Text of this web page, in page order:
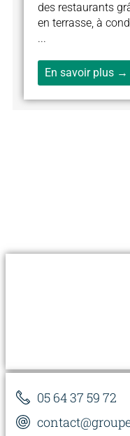
des restaurants
en terrasse, à
...
En savoir plus →
05 64 37 59 72